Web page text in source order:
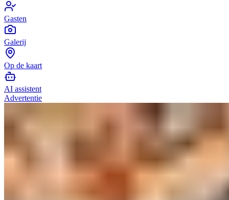
Gasten
Galerij
Op de kaart
AI assistent
Advertentie